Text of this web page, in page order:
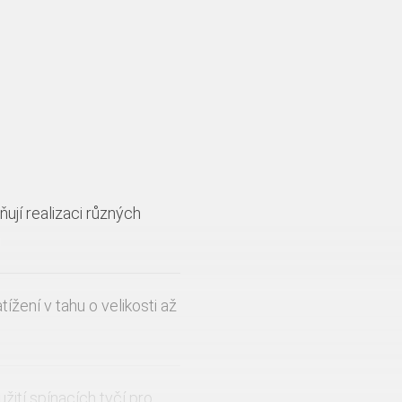
realizaci různých
v tahu o velikosti až